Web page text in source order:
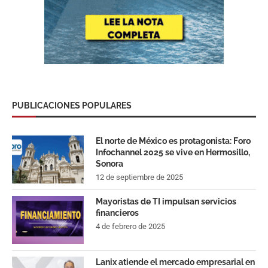
PUBLICACIONES POPULARES
El norte de México es protagonista: Foro
Infochannel 2025 se vive en Hermosillo,
Sonora
12 de septiembre de 2025
Mayoristas de TI impulsan servicios
financieros
4 de febrero de 2025
Lanix atiende el mercado empresarial en